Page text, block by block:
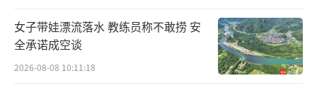
女子带娃漂流落水 教练员称不敢捞 安
全承诺成空谈
2026-08-08 10:11:18